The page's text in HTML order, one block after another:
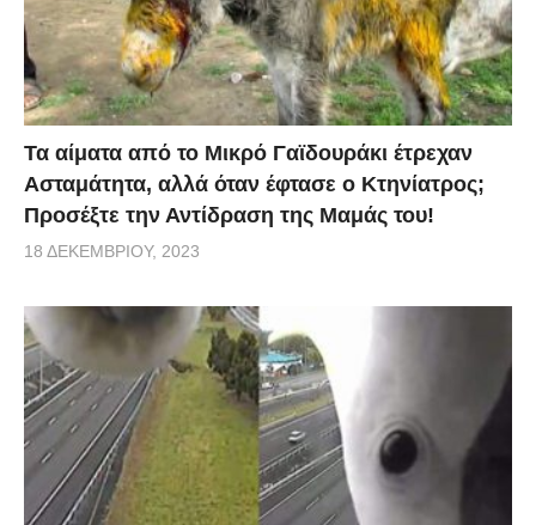
Τα αίματα από το Μικρό Γαϊδουράκι έτρεχαν
Ασταμάτητα, αλλά όταν έφτασε ο Κτηνίατρος;
Προσέξτε την Αντίδραση της Μαμάς του!
18 ΔΕΚΕΜΒΡΊΟΥ, 2023